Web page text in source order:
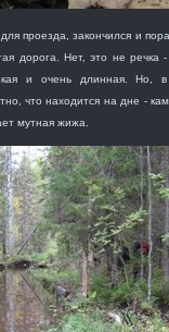
проезда, закончился и пора
дорога. Нет, это не речка -
и очень длинная. Но, в
что находится на дне -
мутная жижа.